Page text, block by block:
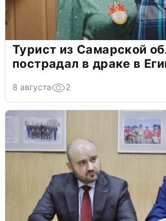
Турист из Самарской
пострадал в драке в
8 августа 2